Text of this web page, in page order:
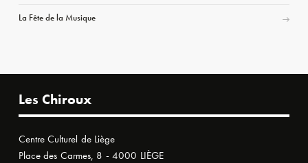
La Fête de la Musique
Les Chiroux
Centre Culturel de Liège
Place des Carmes, 8 - 4000 LIÈGE